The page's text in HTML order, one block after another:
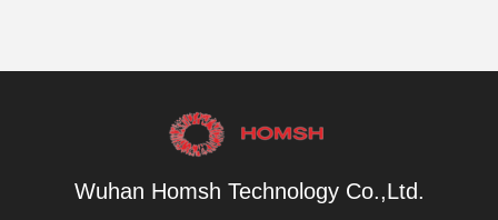
Wuhan Homsh Technology Co.,Ltd.